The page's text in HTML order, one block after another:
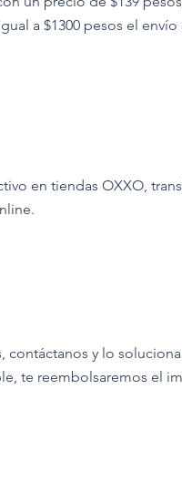
a $1300 pesos el
en tiendas OXXO,
y lo
te reembolsaremos el